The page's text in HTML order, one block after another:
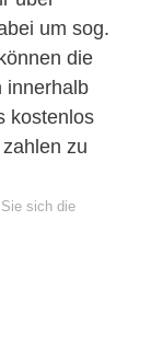
um sog.
die
innerhalb
kostenlos
zu
sich die